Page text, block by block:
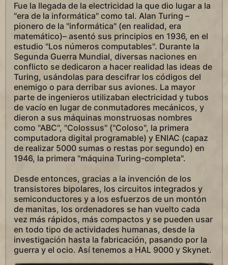
Fue la llegada de la electricidad la que dio lugar a la
"era de la informática" como tal. Alan Turing –
pionero de la "informática" (en realidad, era
matemático)– asentó sus principios en 1936, en el
estudio "Los números computables". Durante la
Segunda Guerra Mundial, diversas naciones en
conflicto se dedicaron a hacer realidad las ideas de
Turing, usándolas para descifrar los códigos del
enemigo o para derribar sus aviones. La mayor
parte de ingenieros utilizaban electricidad y tubos
de vacío en lugar de conmutadores mecánicos, y
dieron a sus máquinas monstruosas nombres
como "ABC", "Colossus" ("Coloso", la primera
computadora digital programable) y ENIAC (capaz
de realizar 5000 sumas o restas por segundo) en
1946, la primera "máquina Turing-completa".
Desde entonces, gracias a la invención de los
transistores bipolares, los circuitos integrados y
semiconductores y a los esfuerzos de un montón
de manitas, los ordenadores se han vuelto cada
vez más rápidos, más compactos y se pueden usar
en todo tipo de actividades humanas, desde la
investigación hasta la fabricación, pasando por la
guerra y el ocio. Así tenemos a HAL 9000 y Skynet.